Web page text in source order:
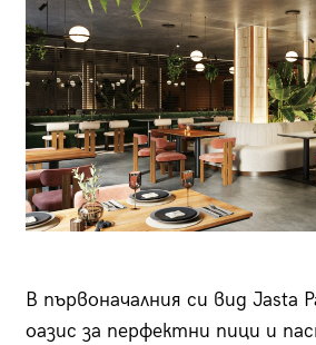
В първоначалния си вид Jasta
оазис за перфектни пици и